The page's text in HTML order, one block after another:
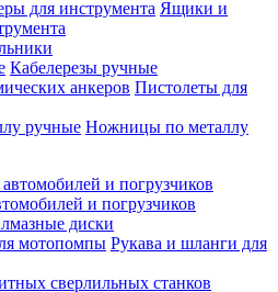
Ящики и
Кабелерезы ручные
Пистолеты для
Ножницы по металлу
и погрузчиков
диски
Рукава и шланги для